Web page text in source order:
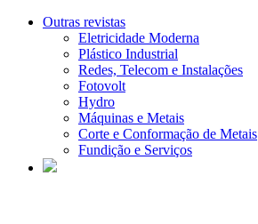
Outras revistas
Eletricidade Moderna
Plástico Industrial
Redes, Telecom e Instalações
Fotovolt
Hydro
Máquinas e Metais
Corte e Conformação de Metais
Fundição e Serviços